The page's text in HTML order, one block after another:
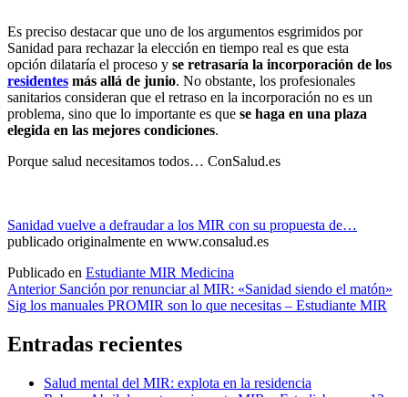
Es preciso destacar que uno de los argumentos esgrimidos por
Sanidad para rechazar la elección en tiempo real es que esta
opción dilataría el proceso y se retrasaría la incorporación de los
residentes más allá de junio. No obstante, los profesionales
sanitarios consideran que el retraso en la incorporación no es un
problema, sino que lo importante es que se haga en una plaza
elegida en las mejores condiciones.
Porque salud necesitamos todos… ConSalud.es
Sanidad vuelve a defraudar a los MIR con su propuesta de…
publicado originalmente en www.consalud.es
Publicado en Estudiante MIR Medicina
Navegación
de
entradas
Anterior Sanción por renunciar al MIR: «Sanidad siendo el matón»
Sig los manuales PROMIR son lo que necesitas – Estudiante MIR
Entradas recientes
Salud mental del MIR: explota en la residencia